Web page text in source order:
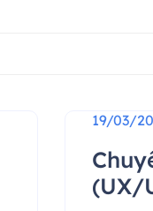
(UX/
19/03/